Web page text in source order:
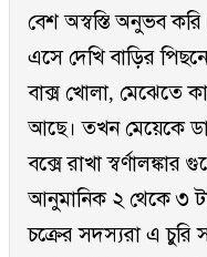
বেশ অস্বস্তি অনুভব
এসে দেখি বাড়ির
বাক্স খোলা, মেঝেতে
আছে। তখন মেয়েকে
বক্সে রাখা
আনুমানিক ২ থেকে ৩
চক্রের সদস্যরা এ চুরি